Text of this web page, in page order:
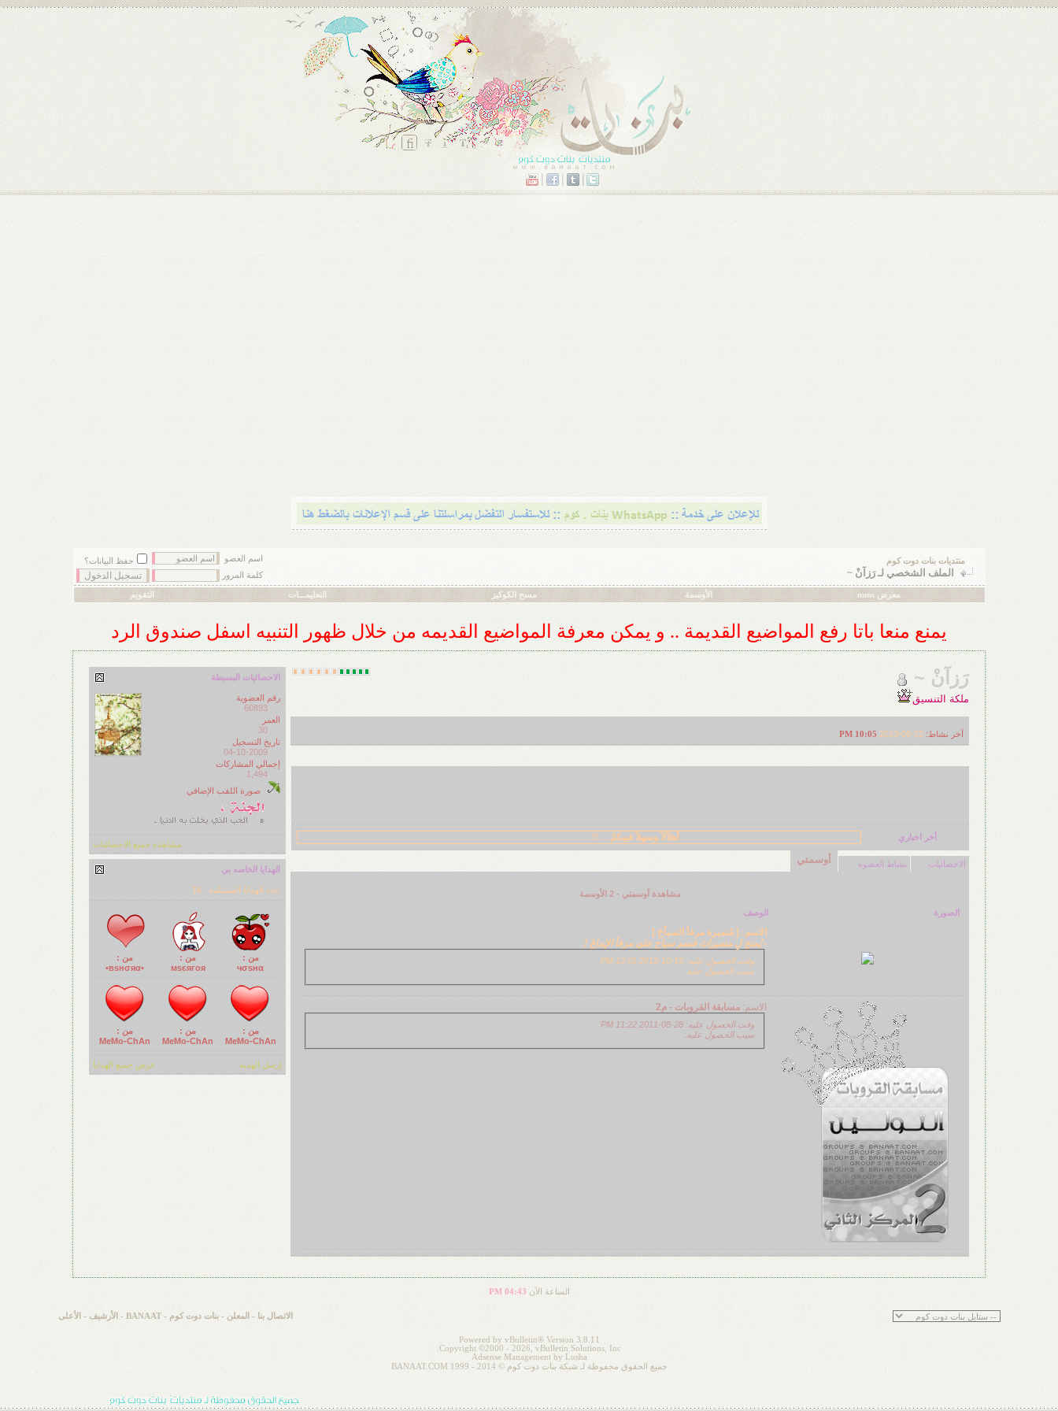
منتديات بنات دوت كوم
الملف الشخصي لـ رَزآنْ ~
اسم العضو
حفظ البيانات؟
كلمة المرور
معرض mms الأوسمة مسح الكوكيز التعليمـــات التقويم
يمنع منعا باتا رفع المواضيع القديمة .. و يمكن معرفة المواضيع القديمه من خلال ظهور التنبيه اسفل صندوق الرد
رَزآنْ ~
ملكة التنسيق
آخر نشاط: 10:05 PM
أخر اخباري أهلآلآً وسهلاً فييكمْ . . !!
الاحصائيات نشاط العضوة أوسمتي
مشاهدة أوسمتي - 2 الأوسمة
الصورة
الوصف
الاسم: [ مُتميزة مرفأ السيآحَ ]
- يُمنح لِ متميزاتَ قسم سياح علىَ مرفأ الإبداعَ !
وقت الحصول عليه: 15-10-2013 12:01 PM
سبب الحصول عليه:
الاسم:مسابقة القروبات - م2
وقت الحصول عليه: 28-08-2011 11:22 PM
سبب الحصول عليه:
الاحصائيات البسيطة
رقم العضوية
60893
العمر
30
تاريخ التسجيل
04-10-2009
إجمالي المشاركات
1,494
صورة اللقب الإضافي
مشاهدة جميع الاحصائيات
الهدايا الخاصه بي
عدد الهدايا المستلمه : 16
من :
чσsнα
من :
мѕִєягоя
من :
•вѕнσяα•
من :
MeMo-ChAn
من :
MeMo-ChAn
من :
MeMo-ChAn
إرسل الهديه عرض جميع الهدايا
الساعة الآن 04:43 PM
الاتصال بنا - المعلن -بنات دوت كوم - BANAAT - الأرشيف - الأعلى
Powered by vBulletin® Version 3.8.11
Copyright ©2000 - 2026, vBulletin Solutions, Inc.
Adsense Management by Losha
جميع الحقوق محفوظة لـ شبكة بنات دوت كوم © 2014 - 1999 BANAAT.COM